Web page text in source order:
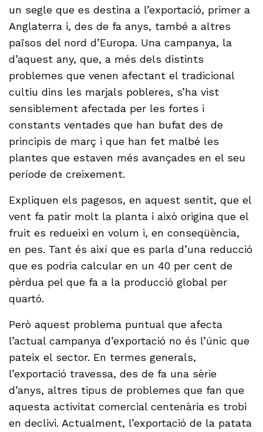
un segle que es destina a l’exportació, primer a
Anglaterra i, des de fa anys, també a altres
països del nord d’Europa. Una campanya, la
d’aquest any, que, a més dels distints
problemes que venen afectant el tradicional
cultiu dins les marjals pobleres, s’ha vist
sensiblement afectada per les fortes i
constants ventades que han bufat des de
principis de març i que han fet malbé les
plantes que estaven més avançades en el seu
període de creixement.
Expliquen els pagesos, en aquest sentit, que el
vent fa patir molt la planta i això origina que el
fruit es redueixi en volum i, en conseqüència,
en pes. Tant és així que es parla d’una reducció
que es podria calcular en un 40 per cent de
pèrdua pel que fa a la producció global per
quartó.
Però aquest problema puntual que afecta
l’actual campanya d’exportació no és l’únic que
pateix el sector. En termes generals,
l’exportació travessa, des de fa una sèrie
d’anys, altres tipus de problemes que fan que
aquesta activitat comercial centenària es trobi
en declivi. Actualment, l’exportació de la patata